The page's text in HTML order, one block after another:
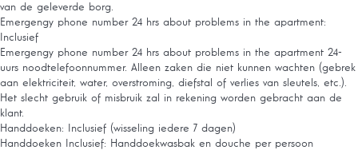
van de geleverde borg.
Emergengy phone number 24 hrs about problems in the apartment:
Inclusief
Emergengy phone number 24 hrs about problems in the apartment 24-
uurs noodtelefoonnummer. Alleen zaken die niet kunnen wachten (gebrek
aan elektriciteit, water, overstroming, diefstal of verlies van sleutels, etc.).
Het slecht gebruik of misbruik zal in rekening worden gebracht aan de
klant.
Handdoeken: Inclusief (wisseling iedere 7 dagen)
Handdoeken
Inclusief: Handdoekwasbak en douche per persoon